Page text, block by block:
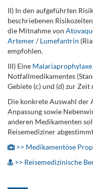
II) In den aufgeführten
beschriebenen
die Mitnahme von
Artemer / Lumefantrin
empfohlen.
III) Eine Malariaprophylaxe
Notfallmedikamentes
Gebiete (c) und (d) zur
Die konkrete Auswahl
Anpassung sowie
anderen Medikamenten
Reisemediziner
>> Medikamentöse
>> Reisemedizinische